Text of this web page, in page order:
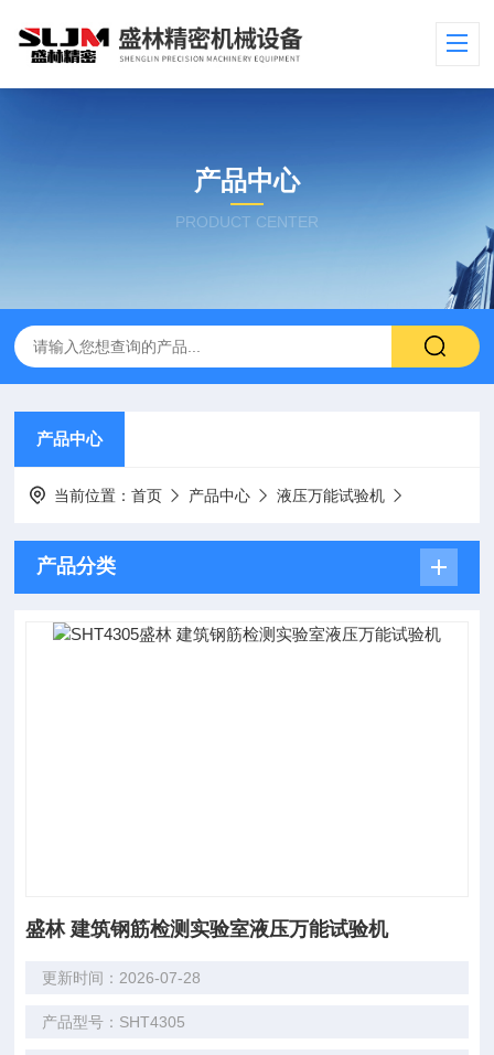
产品中心
PRODUCT CENTER
产品中心
当前位置：首页 产品中心 液压万能试验机
产品分类
盛林 建筑钢筋检测实验室液压万能试验机
更新时间：2026-07-28
产品型号：SHT4305